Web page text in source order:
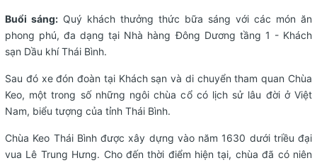
Buổi sáng: Quý khách thưởng thức bữa sáng với các món ăn
phong phú, đa dạng tại Nhà hàng Đông Dương tầng 1 - Khách
sạn Dầu khí Thái Bình.
Sau đó xe đón đoàn tại Khách sạn và di chuyển tham quan Chùa
Keo, một trong số những ngôi chùa cổ có lịch sử lâu đời ở Việt
Nam, biểu tượng của tỉnh Thái Bình.
Chùa Keo Thái Bình được xây dựng vào năm 1630 dưới triều đại
vua Lê Trung Hưng. Cho đến thời điểm hiện tại, chùa đã có niên